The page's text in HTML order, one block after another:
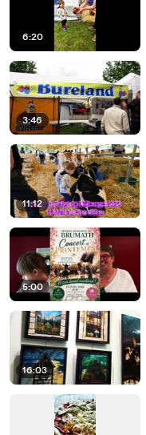
6:20
3:46
11:12
5:00
16:03